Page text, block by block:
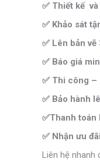
✅ Thiết kế
✅ Khảo sát
✅ Lên bản
✅ Báo giá
✅ Thi công –
✅ Bảo hành
✅Thanh
✅ Nhận ưu
Liên hệ nhanh